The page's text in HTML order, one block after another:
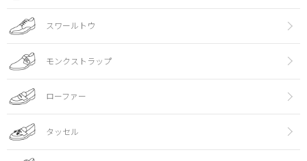
スワールトウ
モンクストラップ
ローファー
タッセル